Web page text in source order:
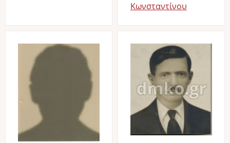
Κωνσταντίνου
Image Image